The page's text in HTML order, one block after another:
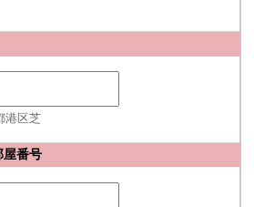
港区芝
屋番号